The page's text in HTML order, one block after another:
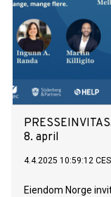
8. april
4.4.2025 10:59:12
Eiendom Norge